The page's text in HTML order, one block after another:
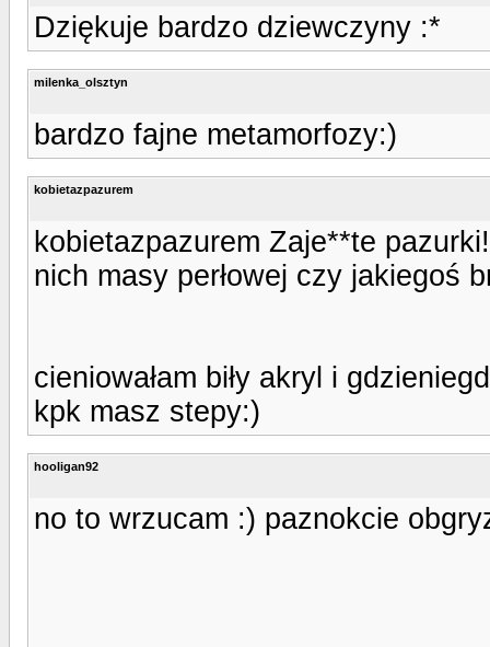
Dziękuje bardzo dziewczyny :*
milenka_olsztyn
bardzo fajne metamorfozy:)
kobietazpazurem
kobietazpazurem Zaje**te
nich masy perłowej czy jakiegoś
cieniowałam biły akryl i
kpk masz stepy:)
hooligan92
no to wrzucam :) paznokcie